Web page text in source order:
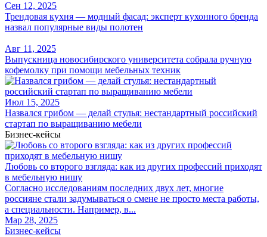
Сен 12, 2025
Трендовая кухня — модный фасад: эксперт кухонного бренда
назвал популярные виды полотен
Авг 11, 2025
Выпускница новосибирского университета собрала ручную
кофемолку при помощи мебельных техник
Июл 15, 2025
Назвался грибом — делай стулья: нестандартный российский
стартап по выращиванию мебели
Бизнес-кейсы
Любовь со второго взгляда: как из других профессий приходят
в мебельную нишу
Согласно исследованиям последних двух лет, многие
россияне стали задумываться о смене не просто места работы,
а специальности. Например, в...
Мар 28, 2025
Бизнес-кейсы